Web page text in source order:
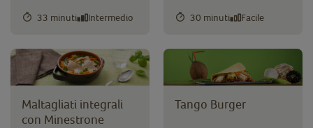
33 minuti Intermedio 30 minuti Facile
Maltagliati integrali
con Minestrone
Tango Burger